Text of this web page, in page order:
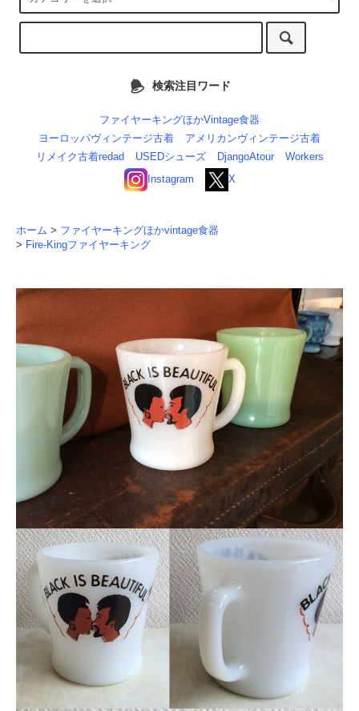
検索注目ワード
ファイヤーキングほかVintage食器
ヨーロッパヴィンテージ古着
アメリカンヴィンテージ古着
リメイク古着redad
USEDシューズ DjangoAtour
Workers
Instagram
X
ホーム > ファイヤーキングほかvintage食器
> Fire-Kingファイヤーキング